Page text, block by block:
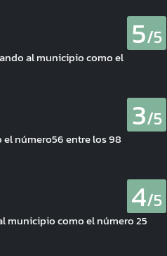
5/5
al municipio como el
3/5
el número56 entre los 98
4/5
municipio como el número 25